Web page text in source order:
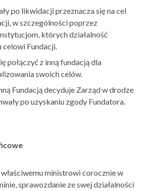
po likwidacji przeznacza się na cel
w szczególności poprzez
których działalność
Fundacji.
połączyć z inną fundacją dla
swoich celów.
Fundacją decyduje Zarząd w drodze
po uzyskaniu zgody Fundatora.
właściwemu ministrowi corocznie w
sprawozdanie ze swej działalności